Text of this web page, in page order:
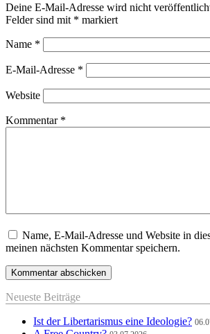
Deine E-Mail-Adresse wird nicht
Felder sind mit * markiert
Name *
E-Mail-Adresse *
Website
Kommentar *
Name, E-Mail-Adresse und Website in
meinen nächsten Kommentar speichern.
Neueste Beiträge
Ist der Libertarismus eine Ideologie?